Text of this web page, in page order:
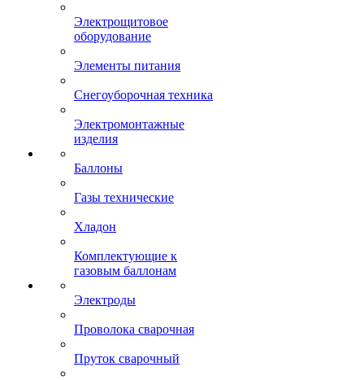
Электрощитовое
оборудование
Элементы питания
Снегоуборочная техника
Электромонтажные
изделия
Баллоны
Газы технические
Хладон
Комплектующие к
газовым баллонам
Электроды
Проволока сварочная
Пруток сварочный